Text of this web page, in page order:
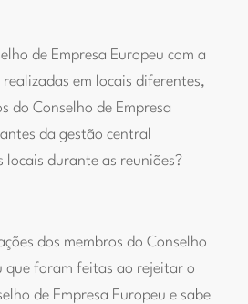
de Empresa Europeu com a
em locais diferentes,
do Conselho de Empresa
da gestão central
locais durante as reuniões?
dos membros do Conselho
que foram feitas ao rejeitar o
de Empresa Europeu e sabe